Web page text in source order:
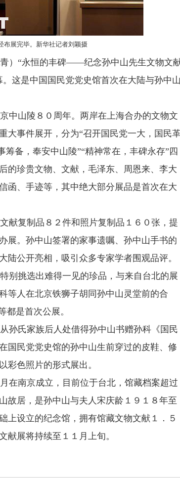
布展完毕。新华社记者刘颖摄
）“永恒的丰碑——纪念孙中山先生文物文
这是中国国民党党史馆首次在大陆与孙中山
中山陵８０周年。两岸在上海合办的文物文
大事件展开，分为“召开国民党一大，国民
筹备，奉安中山陵”“精神常在，丰碑永存”四
的珍贵文物、文献，毛泽东、周恩来、李大
函、手迹等，其中绝大部分展品是首次在大
献复制品８２件和照片复制品１６０张，提
展。孙中山签署的家事遗嘱、孙中山手书的
陆公开亮相，吸引众多专家学者围观品评。
别挑选出难得一见的珍品，与来自台北的展
等人在北京铁狮子胡同孙中山灵堂前的合
都是首次公展。
孙氏家族后人处借得孙中山书赠孙科《国民
国民党党史馆的孙中山生前穿过的皮鞋、修
彩色照片的形式展出。
在南京成立，目前位于台北，馆藏档案超过
故居，是孙中山与夫人宋庆龄１９１８年至
上设立的纪念馆，拥有馆藏文物文献１．５
献展将持续至１１月上旬。